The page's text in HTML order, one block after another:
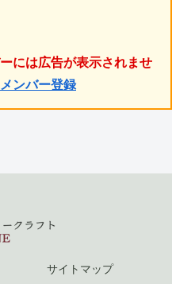
には広告が表示されませ
メンバー登録
サイトマップ